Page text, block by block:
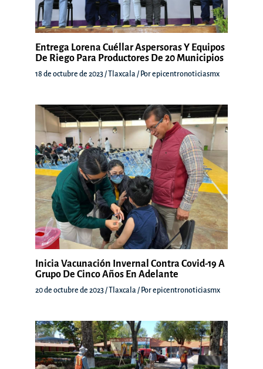
Entrega Lorena Cuéllar Aspersoras Y Equipos
De Riego Para Productores De 20 Municipios
18 de octubre de 2023/ Tlaxcala / Porepicentronoticiasmx
Inicia Vacunación Invernal Contra Covid-19 A
Grupo De Cinco Años En Adelante
20 de octubre de 2023/ Tlaxcala / Porepicentronoticiasmx